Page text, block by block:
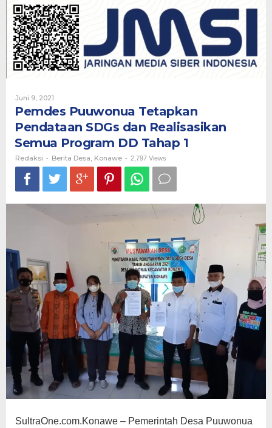
SDGs
Realisasikan
Semua
Program
Juni 9, 2021
Pemdes Puuwonua Tetapkan
Pendataan SDGs dan Realisasikan
Semua Program DD Tahap 1
Redaksi - Berita Desa Konawe - 2,797 Views
SultraOne.com.Konawe – Pemerintah Desa Puuwonua